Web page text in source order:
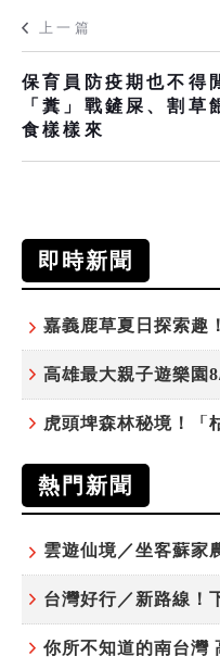
上一篇
保育員防疫期也不得
「糞」戰鏟屎、割草
食樣樣來
即時新聞
熱門新聞
雲遊仙境／坐客蘇家
你所不知道的南台灣